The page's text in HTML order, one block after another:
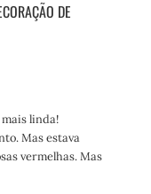
DE
linda!
Mas estava
vermelhas. Mas